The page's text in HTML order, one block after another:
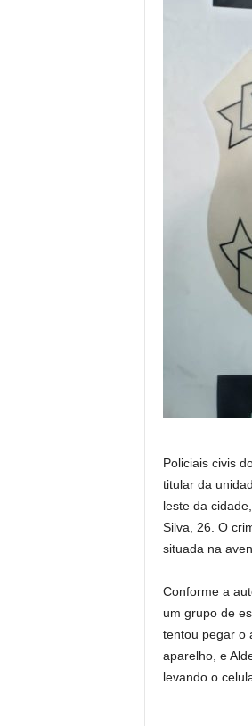
Policiais civis
titular da
leste da
Silva, 26. O
situada na
Conforme a
um grupo de
tentou pegar o
aparelho, e
levando o